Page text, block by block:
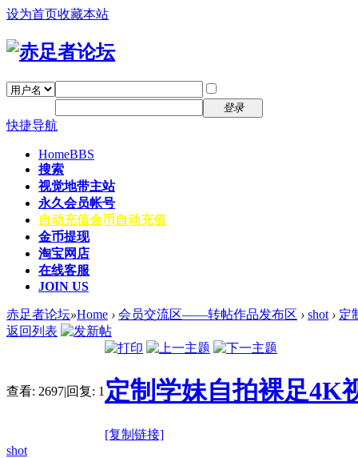
设为首页收藏本站
登录
快捷导航
HomeBBS
搜索
视觉地带主站
永久会员帐号
自动充值金币自动充值
金币提现
淘宝网店
在线客服
JOIN US
赤足者论坛»Home › 会员交流区——转帖作品发布区 › shot › 定
返回列表
查看: 2697|回复: 1 定制学妹自拍裸足4K
[复制链接]
shot